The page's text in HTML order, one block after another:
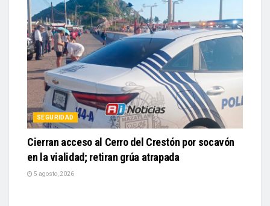
SEGURIDAD
Cierran acceso al Cerro del Crestón por socavón
en la vialidad; retiran grúa atrapada
5 agosto, 2026